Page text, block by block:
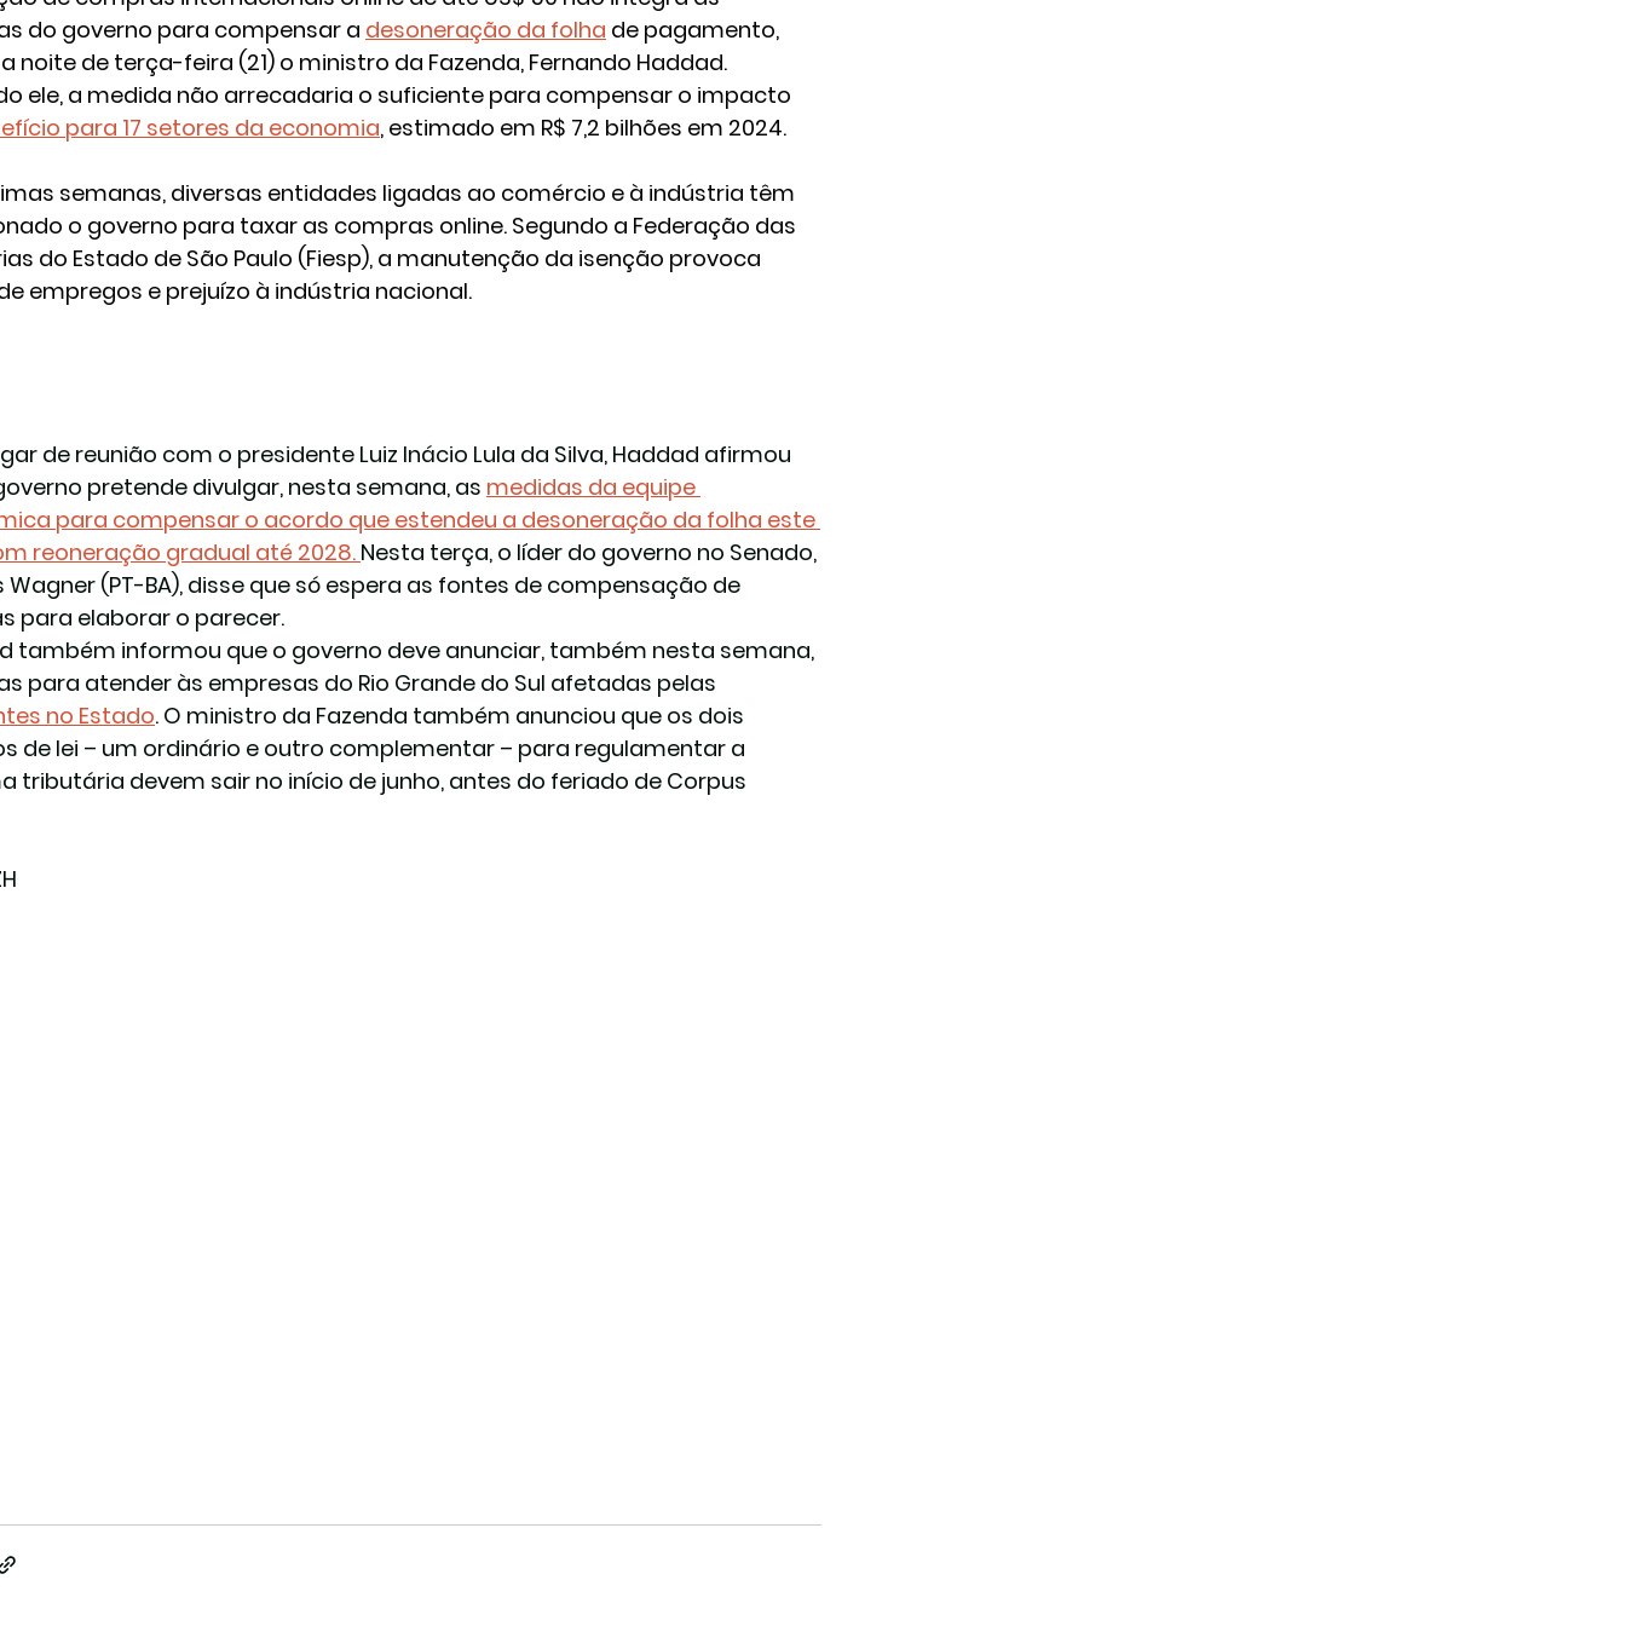
do governo para compensar a desoneração da folha de pagamento,
noite de terça-feira (21) o ministro da Fazenda, Fernando Haddad.
ele, a medida não arrecadaria o suficiente para compensar o impacto
para 17 setores da economia, estimado em R$ 7,2 bilhões em 2024.
semanas, diversas entidades ligadas ao comércio e à indústria têm
o governo para taxar as compras online. Segundo a Federação das
do Estado de São Paulo (Fiesp), a manutenção da isenção provoca
empregos e prejuízo à indústria nacional.
de reunião com o presidente Luiz Inácio Lula da Silva, Haddad afirmou
pretende divulgar, nesta semana, as medidas da equipe
para compensar o acordo que estendeu a desoneração da folha este
reoneração gradual até 2028. Nesta terça, o líder do governo no Senado,
Wagner (PT-BA), disse que só espera as fontes de compensação de
para elaborar o parecer.
também informou que o governo deve anunciar, também nesta semana,
para atender às empresas do Rio Grande do Sul afetadas pelas
no Estado. O ministro da Fazenda também anunciou que os dois
de lei – um ordinário e outro complementar – para regulamentar a
tributária devem sair no início de junho, antes do feriado de Corpus